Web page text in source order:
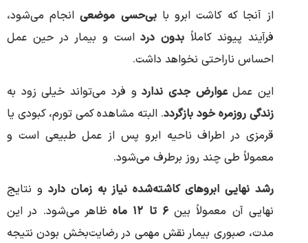
از آنجا که کاشت ابرو بابی‌حسی موضعیانجام می‌شود،
فرآیند پیوند کاملاً بدون درداست و بیمار در حین عمل
احساس ناراحتی نخواهد داشت.
این عملعوارض جدی نداردو فرد می‌تواند خیلی زود به
زندگی روزمره خود بازگردد. البته مشاهده کمی تورم، کبودی یا
قرمزی در اطراف ناحیه ابرو پس از عمل طبیعی است و
معمولاً طی چند روز برطرف می‌شود.
رشد نهایی ابروهای کاشته‌شده نیاز به زمان دارد و نتایج
نهایی آن معمولاً بین۶ تا ۱۲ ماه
ظاهر می‌شود. در این
مدت، صبوری بیمار نقش مهمی در رضایت‌بخش بودن نتیجه